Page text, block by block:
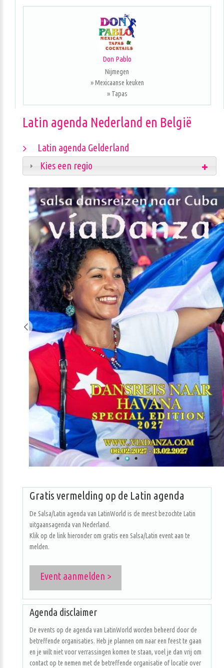
Don Pablo
Nijmegen
» Mexicaanse keuken
» Tapas
Latin agenda Nederland en België
Latin agenda Gelderland
Kies een regio
Gratis vermelding op de Latin agenda
De Salsa/Latin agenda van LatinWorld is de meest bezochte Latin
uitgaansagenda van Nederland.
Klik op de link hieronder om gratis een Salsa/Latin event aan te
melden.
Event aanmelden >
Agenda disclaimer
De events op de agenda van LatinWorld worden beheerd door de
betreffende organisaties. Heb je plannen om naar een feest te gaan
en je wilt niet voor verrassingen komen te staan, voel je dan vrij om
contact op te nemen met de betreffende organisatie of locatie over